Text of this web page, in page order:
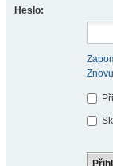
Heslo: